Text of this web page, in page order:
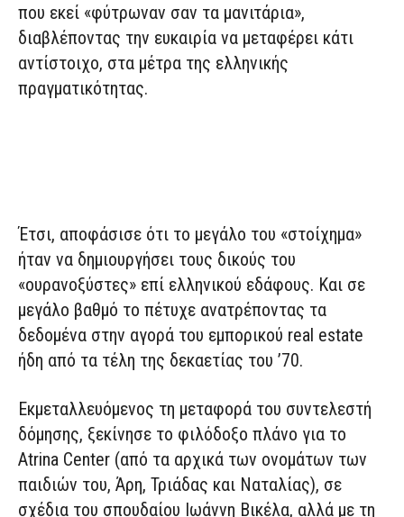
που εκεί «φύτρωναν σαν τα μανιτάρια»,
διαβλέποντας την ευκαιρία να μεταφέρει κάτι
αντίστοιχο, στα μέτρα της ελληνικής
πραγματικότητας.
Έτσι, αποφάσισε ότι το μεγάλο του «στοίχημα»
ήταν να δημιουργήσει τους δικούς του
«ουρανοξύστες» επί ελληνικού εδάφους. Και σε
μεγάλο βαθμό το πέτυχε ανατρέποντας τα
δεδομένα στην αγορά του εμπορικού real estate
ήδη από τα τέλη της δεκαετίας του ’70.
Εκμεταλλευόμενος τη μεταφορά του συντελεστή
δόμησης, ξεκίνησε το φιλόδοξο πλάνο για το
Atrina Center (από τα αρχικά των ονομάτων των
παιδιών του, Άρη, Τριάδας και Ναταλίας), σε
σχέδια του σπουδαίου Ιωάννη Βικέλα, αλλά με τη